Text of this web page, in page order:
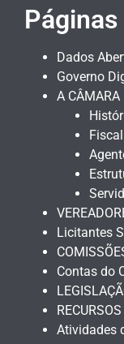
Páginas
Dados
Governo
A CÂMARA
Licitantes
Contas do
Atividades